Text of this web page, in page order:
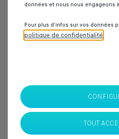
43 000 km Diesel 2022
SPOTICAR Italcar
données et nous nous engageons
Pour plus d’infos sur vos données
politique de confidentialité
TOUT